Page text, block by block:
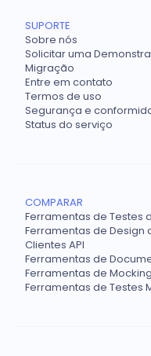
SUPORTE
Sobre nós
Solicitar uma
Migração
Entre em contato
Termos de uso
Segurança e
Status do serviço
COMPARAR
Ferramentas de Testes
Ferramentas de Design
Clientes API
Ferramentas de
Ferramentas de
Ferramentas de Testes